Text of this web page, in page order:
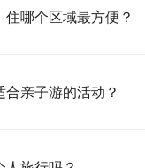
住哪个区域最方便？
亲子游的活动？